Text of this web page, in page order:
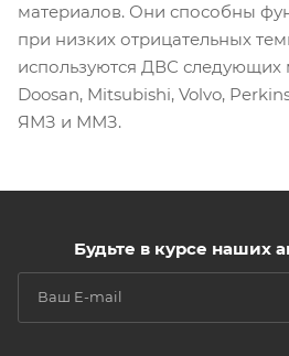
материалов. Они способны
при низких отрицательных
используются ДВС
Doosan, Mitsubishi, Volvo,
ЯМЗ и ММЗ.
Будьте в курсе наших